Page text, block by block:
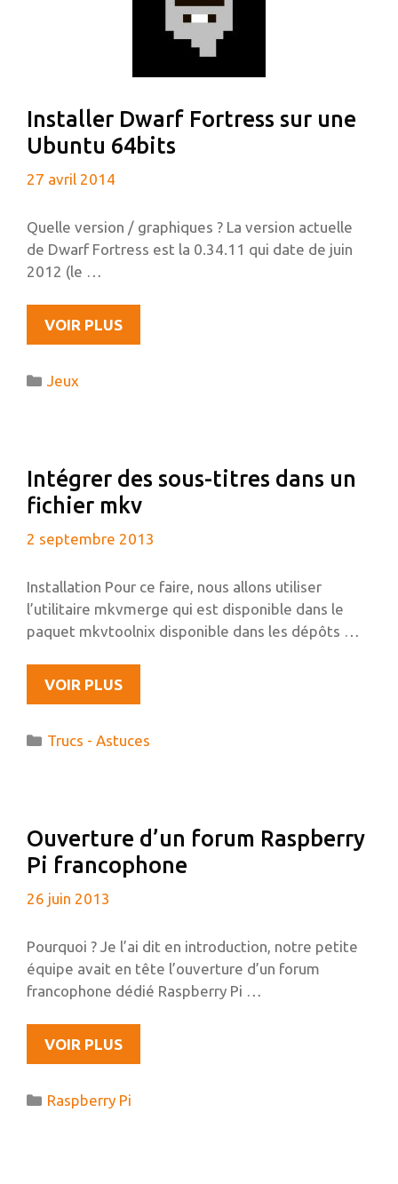
Installer Dwarf Fortress sur une
Ubuntu 64bits
27 avril 2014
Quelle version / graphiques ? La version actuelle
de Dwarf Fortress est la 0.34.11 qui date de juin
2012 (le …
VOIR PLUSINSTALLER
DWARF
Catégories
Jeux
Intégrer des sous-titres dans un
fichier mkv
2 septembre 2013
Installation Pour ce faire, nous allons utiliser
l’utilitaire mkvmerge qui est disponible dans le
paquet mkvtoolnix disponible dans les dépôts …
VOIR PLUSINTÉGRER
DES
TITRES
MKV
Catégories
Trucs - Astuces
Ouverture d’un forum Raspberry
Pi francophone
26 juin 2013
Pourquoi ? Je l’ai dit en introduction, notre petite
équipe avait en tête l’ouverture d’un forum
francophone dédié Raspberry Pi …
VOIR PLUSOUVERTURE
D’UN
RASPBERRY
Catégories
Raspberry Pi